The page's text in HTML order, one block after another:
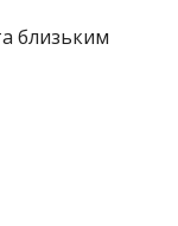
близьким